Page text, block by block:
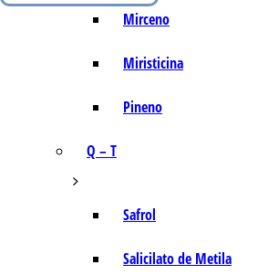
Mirceno
Miristicina
Pineno
Q – T
Safrol
Salicilato de Metila